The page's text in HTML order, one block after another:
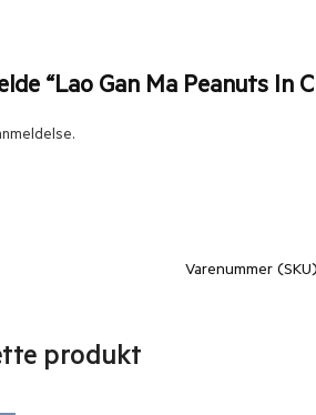
“Lao Gan Ma Peanuts In
Varenummer
produkt